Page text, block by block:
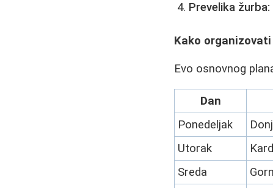
Prevelika žurba:
Kako
Evo osnovnog
Dan
Ponedeljak
Utorak
Sreda